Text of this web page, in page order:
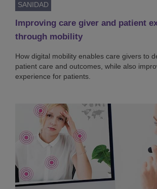
SANIDAD
Improving care giver and patient
through mobility
How digital mobility enables care givers to
patient care and outcomes, while also
experience for patients.